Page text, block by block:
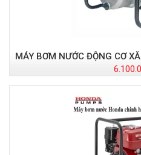
MÁY BƠM NƯỚC ĐỘNG CƠ